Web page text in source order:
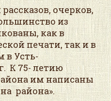
очерков,
из
как в
печати, так и в
в Усть-
К 75- летию
им написаны
района».